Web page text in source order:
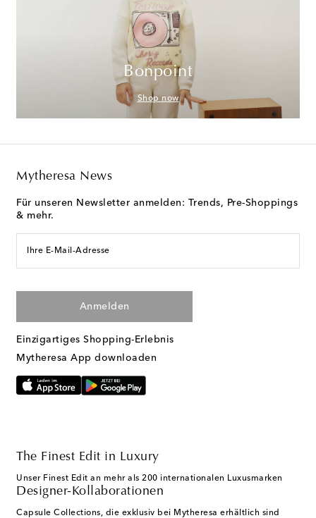
Bonpoint
Shop now
Mytheresa News
Für unseren Newsletter anmelden: Trends, Pre-Shoppings
& mehr.
Ihre E-Mail-Adresse
Anmelden
Einzigartiges Shopping-Erlebnis
Mytheresa App downloaden
The Finest Edit in Luxury
Unser Finest Edit an mehr als 200 internationalen Luxusmarken
Designer-Kollaborationen
Capsule Collections, die exklusiv bei Mytheresa erhältlich sind